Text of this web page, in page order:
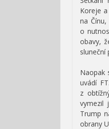
Koreje
na
o
obavy,
sluneční
Naopak
uvádí
z
vymezil
Trump
obrany